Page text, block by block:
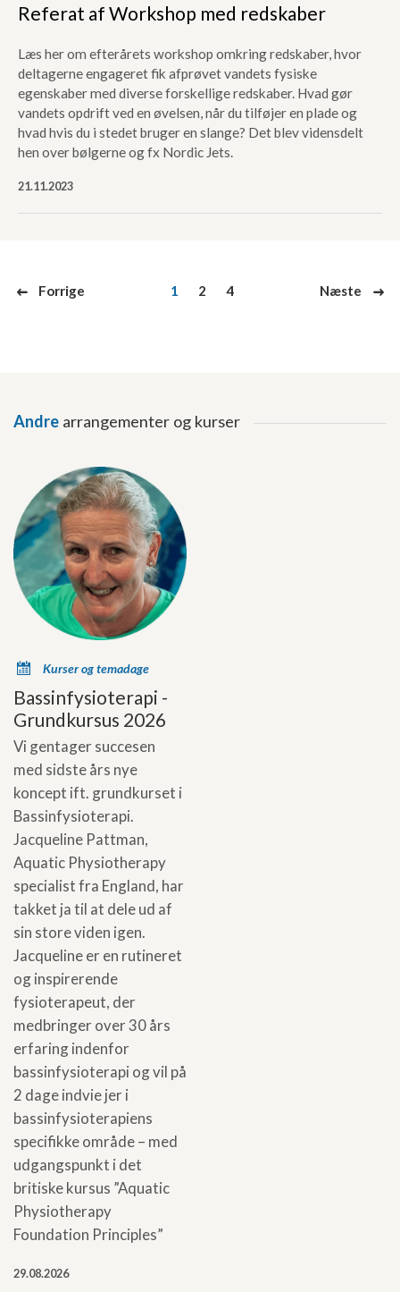
Referat af Workshop med redskaber
Læs her om efterårets workshop omkring redskaber, hvor
deltagerne engageret fik afprøvet vandets fysiske
egenskaber med diverse forskellige redskaber. Hvad gør
vandets opdrift ved en øvelsen, når du tilføjer en plade og
hvad hvis du i stedet bruger en slange? Det blev vidensdelt
hen over bølgerne og fx Nordic Jets.
21.11.2023
8 Forrige 1 (current)
2 4 Næste 9
Andre arrangementer og kurser
x Kurser og temadage
Bassinfysioterapi -
Grundkursus 2026
Vi gentager succesen
med sidste års nye
koncept ift. grundkurset i
Bassinfysioterapi.
Jacqueline Pattman,
Aquatic Physiotherapy
specialist fra England, har
takket ja til at dele ud af
sin store viden igen.
Jacqueline er en rutineret
og inspirerende
fysioterapeut, der
medbringer over 30 års
erfaring indenfor
bassinfysioterapi og vil på
2 dage indvie jer i
bassinfysioterapiens
specifikke område – med
udgangspunkt i det
britiske kursus ”Aquatic
Physiotherapy
Foundation Principles”
29.08.2026